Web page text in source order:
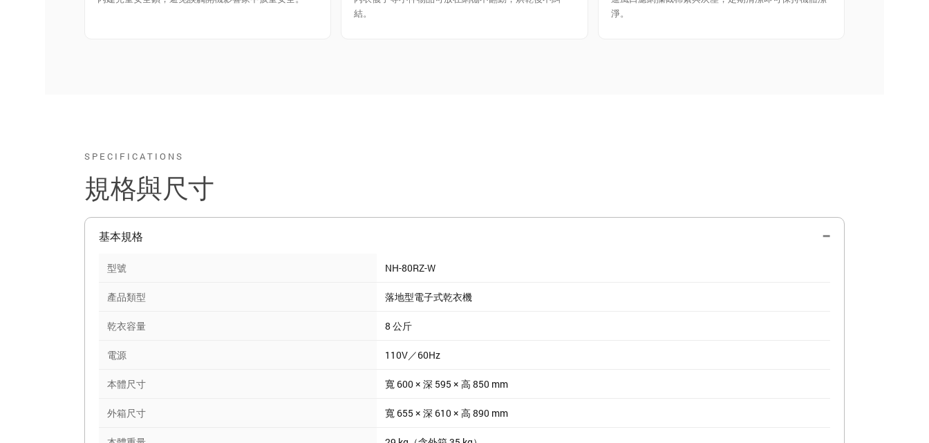
結。
淨。
SPECIFICATIONS
規格與尺寸
基本規格
型號 NH-80RZ-W
產品類型 落地型電子式乾衣機
乾衣容量 8 公斤
電源 110V／60Hz
本體尺寸 寬 600 × 深 595 × 高 850 mm
外箱尺寸 寬 655 × 深 610 × 高 890 mm